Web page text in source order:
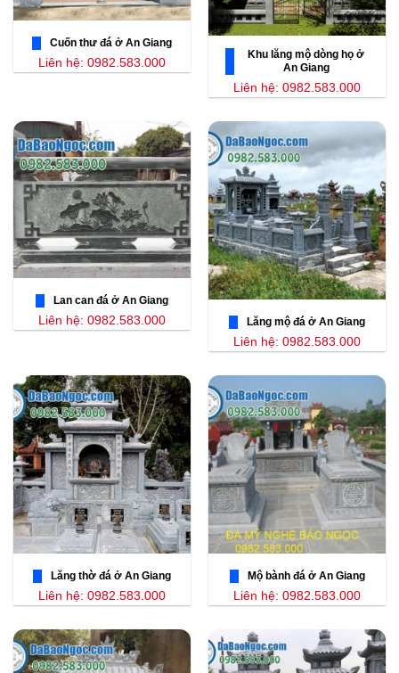
Cuốn thư đá ở An Giang
Liên hệ: 0982.583.000
Khu lăng mộ dòng họ ở
An Giang
Liên hệ: 0982.583.000
Lan can đá ở An Giang
Liên hệ: 0982.583.000 Lăng mộ đá ở An Giang
Liên hệ: 0982.583.000
Lăng thờ đá ở An Giang
Liên hệ: 0982.583.000
Mộ bành đá ở An Giang
Liên hệ: 0982.583.000